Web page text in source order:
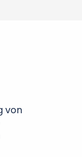
von